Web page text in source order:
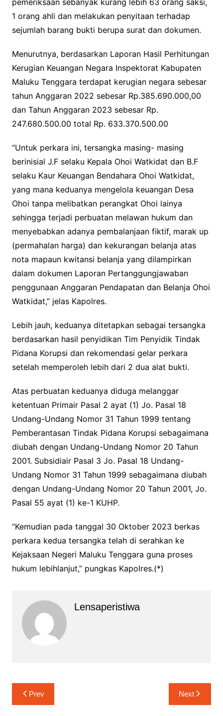
pemeriksaan sebanyak kurang lebih 63 orang saksi,
1 orang ahli dan melakukan penyitaan terhadap
sejumlah barang bukti berupa surat dan dokumen.
Menurutnya, berdasarkan Laporan Hasil Perhitungan
Kerugian Keuangan Negara Inspektorat Kabupaten
Maluku Tenggara terdapat kerugian negara sebesar
tahun Anggaran 2022 sebesar Rp.385.690.000,00
dan Tahun Anggaran 2023 sebesar Rp.
247.680.500.00 total Rp. 633.370.500.00
“Untuk perkara ini, tersangka masing- masing
berinisial J.F selaku Kepala Ohoi Watkidat dan B.F
selaku Kaur Keuangan Bendahara Ohoi Watkidat,
yang mana keduanya mengelola keuangan Desa
Ohoi tanpa melibatkan perangkat Ohoi lainya
sehingga terjadi perbuatan melawan hukum dan
menyebabkan adanya pembalanjaan fiktif, marak up
(permahalan harga) dan kekurangan belanja atas
nota mapaun kwitansi belanja yang dilampirkan
dalam dokumen Laporan Pertanggungjawaban
penggunaan Anggaran Pendapatan dan Belanja Ohoi
Watkidat,” jelas Kapolres.
Lebih jauh, keduanya ditetapkan sebagai tersangka
berdasarkan hasil penyidikan Tim Penyidik Tindak
Pidana Korupsi dan rekomendasi gelar perkara
setelah memperoleh lebih dari 2 dua alat bukti.
Atas perbuatan keduanya diduga melanggar
ketentuan Primair Pasal 2 ayat (1) Jo. Pasal 18
Undang-Undang Nomor 31 Tahun 1999 tentang
Pemberantasan Tindak Pidana Korupsi sebagaimana
diubah dengan Undang-Undang Nomor 20 Tahun
2001. Subsidiair Pasal 3 Jo. Pasal 18 Undang-
Undang Nomor 31 Tahun 1999 sebagaimana diubah
dengan Undang-Undang Nomor 20 Tahun 2001, Jo.
Pasal 55 ayat (1) ke-1 KUHP.
“Kemudian pada tanggal 30 Oktober 2023 berkas
perkara kedua tersangka telah di serahkan ke
Kejaksaan Negeri Maluku Tenggara guna proses
hukum lebihlanjut,” pungkas Kapolres.(*)
Lensaperistiwa
Navigasi
pos
Prev Next